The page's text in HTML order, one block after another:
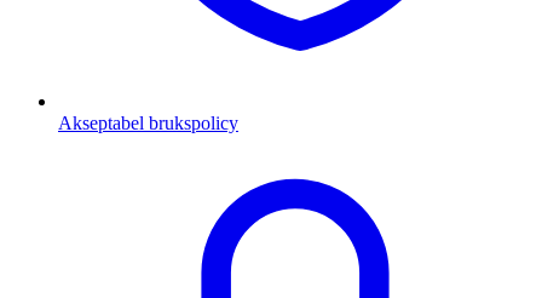
Akseptabel brukspolicy